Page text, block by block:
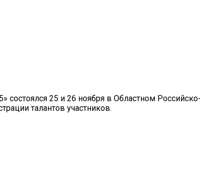
состоялся 25 и 26 ноября в Областном
талантов участников.